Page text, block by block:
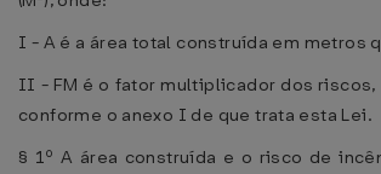
I - A é a área total construída em metros
II - FM é o fator multiplicador dos
conforme o anexo I de que trata esta Lei.
§ 1º A área construída e o risco de